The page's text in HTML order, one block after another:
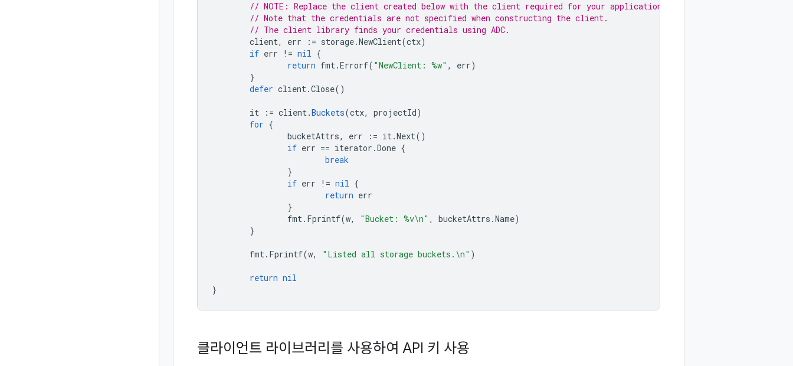
// NOTE: Replace the client created below with the client required for your application.
// Note that the credentials are not specified when constructing the client.
// The client library finds your credentials using ADC.
client, err := storage.NewClient(ctx)
if err != nil {
return fmt.Errorf( "NewClient: %w" , err)
}
defer client.Close()
it := client.Buckets(ctx, projectId)
for {
bucketAttrs, err := it.Next()
if err == iterator .Done {
break
}
if err != nil {
return err
}
fmt. Fprintf(w, "Bucket: %v\n" , bucketAttrs .Name)
}
fmt. Fprintf(w, "Listed all storage buckets.\n" )
return nil
}
클라이언트 라이브러리를 사용하여 API 키 사용